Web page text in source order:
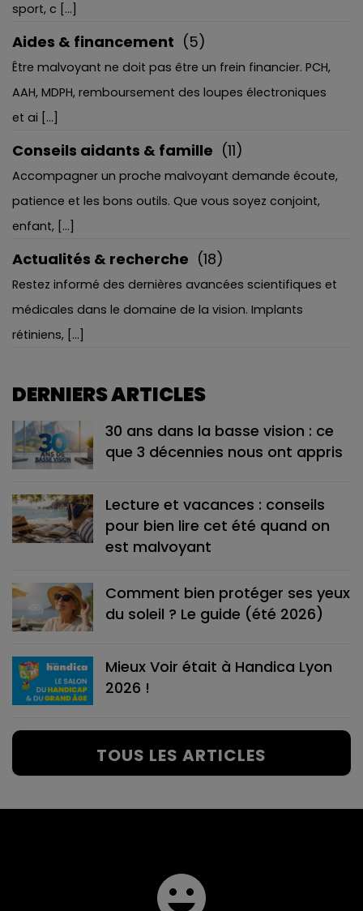
sport, c [...]
Aides & financement (5)
Être malvoyant ne doit pas être un frein financier. PCH,
AAH, MDPH, remboursement des loupes électroniques
et ai [...]
Conseils aidants & famille (11)
Accompagner un proche malvoyant demande écoute,
patience et les bons outils. Que vous soyez conjoint,
enfant, [...]
Actualités & recherche (18)
Restez informé des dernières avancées scientifiques et
médicales dans le domaine de la vision. Implants
rétiniens, [...]
DERNIERS ARTICLES
30 ans dans la basse vision : ce
que 3 décennies nous ont appris
Lecture et vacances : conseils
pour bien lire cet été quand on
est malvoyant
Comment bien protéger ses yeux
du soleil ? Le guide (été 2026)
Mieux Voir était à Handica Lyon
2026 !
TOUS LES ARTICLES